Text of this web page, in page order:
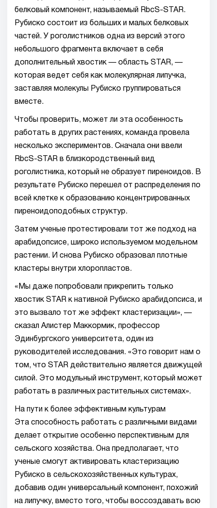
белковый компонент, называемый RbcS-STAR.
Рубиско состоит из больших и малых белковых
частей. У роголистников одна из версий этого
небольшого фрагмента включает в себя
дополнительный хвостик — область STAR, —
которая ведет себя как молекулярная липучка,
заставляя молекулы Рубиско группироваться
вместе.
Чтобы проверить, может ли эта особенность
работать в других растениях, команда провела
несколько экспериментов. Сначала они ввели
RbcS-STAR в близкородственный вид
роголистника, который не образует пиреноидов. В
результате Рубиско перешел от распределения по
всей клетке к образованию концентрированных
пиреноидоподобных структур.
Затем ученые протестировали тот же подход на
арабидопсисе, широко используемом модельном
растении. И снова Рубиско образовал плотные
кластеры внутри хлоропластов.
«Мы даже попробовали прикрепить только
хвостик STAR к нативной Рубиско арабидопсиса, и
это вызвало тот же эффект кластеризации», —
сказал Алистер Маккормик, профессор
Эдинбургского университета, один из
руководителей исследования. «Это говорит нам о
том, что STAR действительно является движущей
силой. Это модульный инструмент, который может
работать в различных растительных системах».
На пути к более эффективным культурам
Эта способность работать с различными видами
делает открытие особенно перспективным для
сельского хозяйства. Она предполагает, что
ученые смогут активировать кластеризацию
Рубиско в сельскохозяйственных культурах,
добавив один универсальный компонент, похожий
на липучку, вместо того, чтобы воссоздавать всю